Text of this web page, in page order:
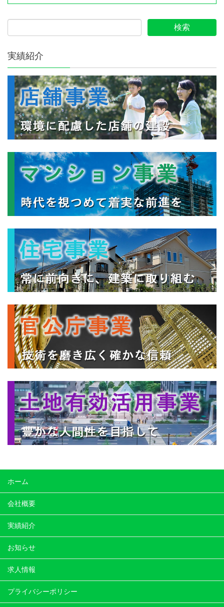
実績紹介
ホーム
会社概要
実績紹介
お知らせ
求人情報
プライバシーポリシー